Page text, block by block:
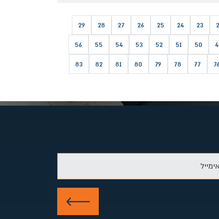
23
24
25
26
27
28
29
50
51
52
53
54
55
56
76
77
78
79
80
81
82
83
שלח